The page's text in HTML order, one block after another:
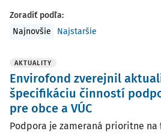
Zoradiť podľa:
Najnovšie
Najstaršie
AKTUALITY
Envirofond zverejnil
špecifikáciu činností
pre obce a VÚC
Podpora je zameraná prioritne